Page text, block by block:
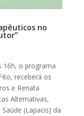
no
16h, o programa
receberá os
e Renata
Alternativas,
(Lapacis) da